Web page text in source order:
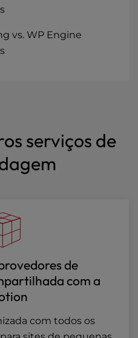
vs. WP Engine
serviços de
de
com a
com todos os